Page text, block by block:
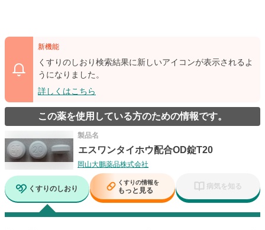
新機能
くすりのしおり検索結果に新しいアイコンが表示されるよ
うになりました。
詳しくはこちら
この薬を使用している方のための情報です。
製品名
エスワンタイホウ配合OD錠T20
岡山大鵬薬品株式会社
くすりのしおり
くすりの情報を
もっと見る 病気を知る